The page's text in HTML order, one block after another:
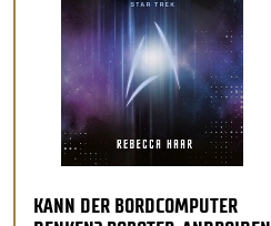
KANN DER BORDCOMPUTER